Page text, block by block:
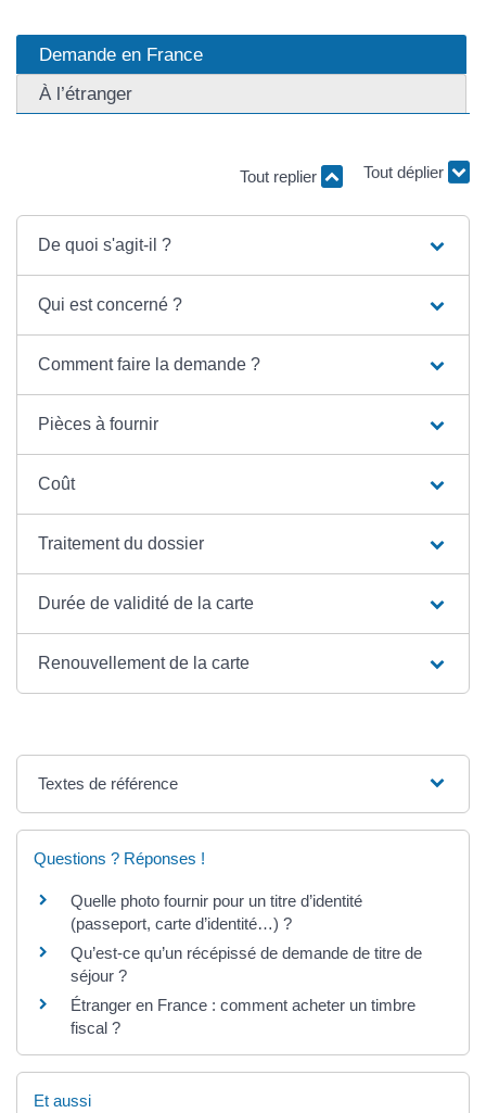
Demande en France
À l’étranger
Tout replier Tout déplier
De quoi s'agit-il ?
Qui est concerné ?
Comment faire la demande ?
Pièces à fournir
Coût
Traitement du dossier
Durée de validité de la carte
Renouvellement de la carte
Textes de référence
Questions ? Réponses !
Quelle photo fournir pour un titre d’identité
(passeport, carte d’identité…) ?
Qu’est-ce qu’un récépissé de demande de titre de
séjour ?
Étranger en France : comment acheter un timbre
fiscal ?
Et aussi